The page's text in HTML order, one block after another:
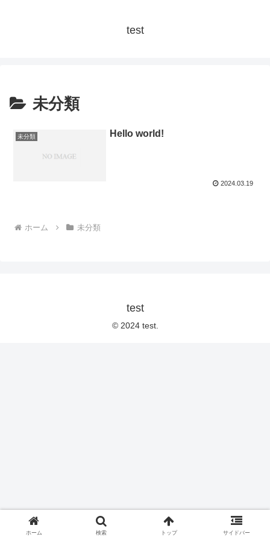
test
未分類
未分類 Hello world!
2024.03.19
ホーム 未分類
test
© 2024 test.
ホーム 検索 トップ サイドバー